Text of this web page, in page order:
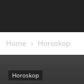
Home Horoskop
Horoskop